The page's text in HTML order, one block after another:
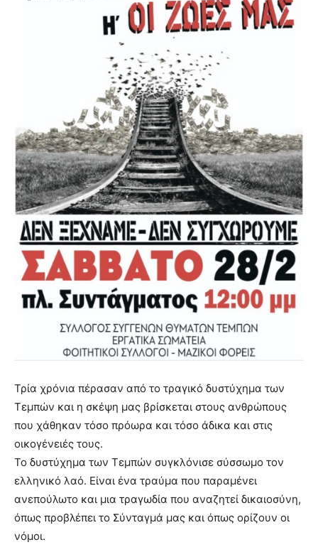
Τρία χρόνια πέρασαν από το τραγικό δυστύχημα των
Τεμπών και η σκέψη μας βρίσκεται στους ανθρώπους
που χάθηκαν τόσο πρόωρα και τόσο άδικα και στις
οικογένειές τους.
Το δυστύχημα των Τεμπών συγκλόνισε σύσσωμο τον
ελληνικό λαό. Είναι ένα τραύμα που παραμένει
ανεπούλωτο και μια τραγωδία που αναζητεί δικαιοσύνη,
όπως προβλέπει το Σύνταγμά μας και όπως ορίζουν οι
νόμοι.